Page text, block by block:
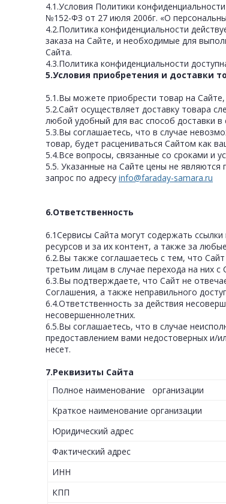
4.1.Условия Политики
№152-ФЗ от 27 июля 2006г. «О
4.2.Политика конфиденциальности
заказа на Сайте, и необходимые для
Сайта.
4.3.Политика конфиденциальности
5.Условия приобретения и доставки
5.1.Вы можете приобрести товар на
5.2.Сайт осуществляет доставку товара
любой удобный для вас способ доставки в
5.3.Вы соглашаетесь, что в случае
товар, будет расцениваться Сайтом как
5.4.Все вопросы, связанные со сроками и
5.5. Указанные на Сайте цены не
запрос по адресу info@faraday-samara.ru
6.Ответственность
6.1Сервисы Сайта могут содержать
ресурсов и за их контент, а также за
6.2.Вы также соглашаетесь с тем, что
третьим лицам в случае перехода на них с
6.3.Вы подтверждаете, что Сайт не
Соглашения, а также неправильного
6.4.Ответственность за действия
несовершеннолетних.
6.5.Вы соглашаетесь, что в случае
предоставлением вами недостоверных и/
несет.
7.Реквизиты Сайта
Полное наименование организации
Краткое наименование организации
Юридический адрес
Фактический адрес
ИНН
КПП